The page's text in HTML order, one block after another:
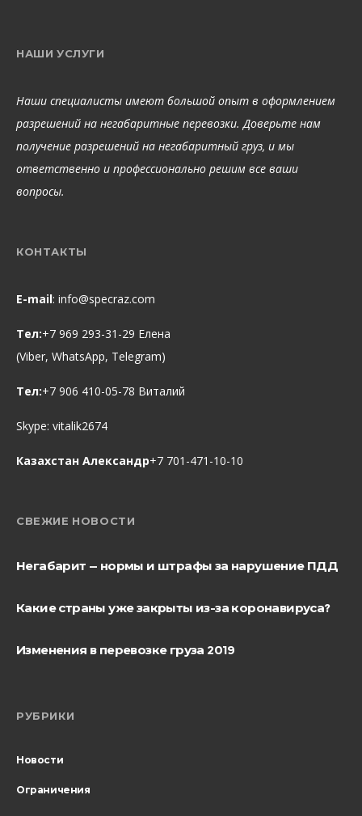
НАШИ УСЛУГИ
Наши специалисты имеют большой опыт в оформлением
разрешений на негабаритные перевозки. Доверьте нам
получение разрешений на негабаритный груз, и мы
ответственно и профессионально решим все ваши
вопросы.
КОНТАКТЫ
E-mail: info@specraz.com
Тел:+7 969 293-31-29 Елена
(Viber, WhatsApp, Telegram)
Тел:+7 906 410-05-78 Виталий
Skype: vitalik2674
Казахстан Александр+7 701-471-10-10
СВЕЖИЕ НОВОСТИ
Негабарит — нормы и штрафы за нарушение ПДД
Какие страны уже закрыты из-за коронавируса?
Изменения в перевозке груза 2019
РУБРИКИ
Новости
Ограничения